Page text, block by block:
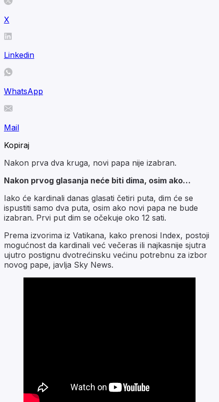
X
Linkedin
WhatsApp
Mail
Kopiraj
Nakon prva dva kruga, novi papa nije izabran.
Nakon prvog glasanja neće biti dima, osim ako…
Iako će kardinali danas glasati četiri puta, dim će se
ispustiti samo dva puta, osim ako novi papa ne bude
izabran. Prvi put dim se očekuje oko 12 sati.
Prema izvorima iz Vatikana, kako prenosi Index, postoji
mogućnost da kardinali već večeras ili najkasnije sjutra
ujutro postignu dvotrećinsku većinu potrebnu za izbor
novog pape, javlja Sky News.